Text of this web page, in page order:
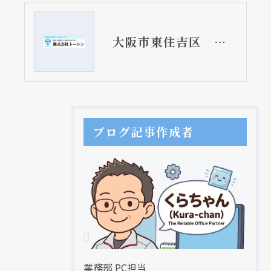
大阪市東住吉区 マンションのマルチボールタップ・フロート弁取替工事
ブログ記事作成者
業務部 PC担当